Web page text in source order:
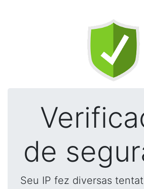
de
Seu IP fez diversas